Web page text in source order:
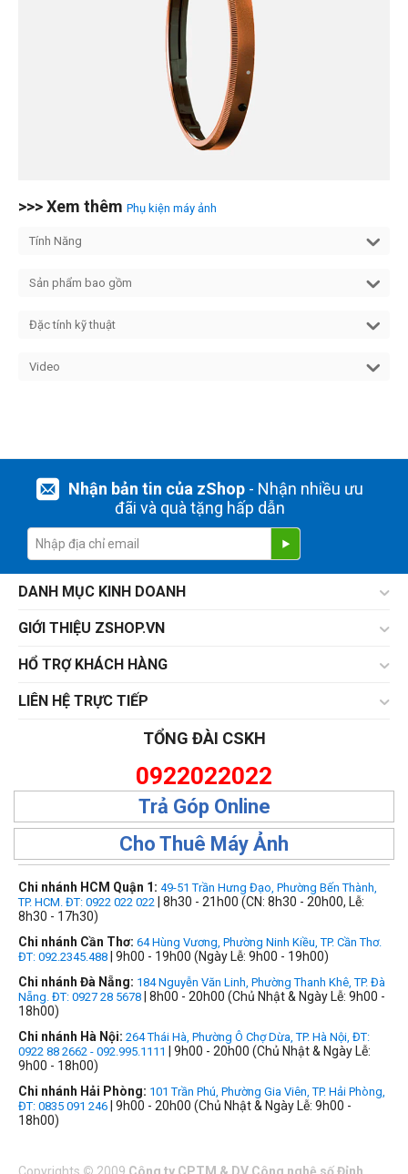
>>> Xem thêm Phụ kiện máy ảnh
Tính Năng
Sản phẩm bao gồm
Đặc tính kỹ thuật
Video
Nhận bản tin của zShop- Nhận nhiều ưu
đãi và quà tặng hấp dẫn
DANH MỤC KINH DOANH
GIỚI THIỆU ZSHOP.VN
HỔ TRỢ KHÁCH HÀNG
LIÊN HỆ TRỰC TIẾP
TỔNG ĐÀI CSKH
0922022022
Trả Góp Online
Cho Thuê Máy Ảnh
Chi nhánh HCM Quận 1: 49-51 Trần Hưng Đạo, Phường Bến Thành,
TP. HCM. ĐT: 0922 022 022 | 8h30 - 21h00 (CN: 8h30 - 20h00, Lễ:
8h30 - 17h30)
Chi nhánh Cần Thơ: 64 Hùng Vương, Phường Ninh Kiều, TP. Cần Thơ.
ĐT: 092.2345.488 | 9h00 - 19h00 (Ngày Lễ: 9h00 - 19h00)
Chi nhánh Đà Nẵng: 184 Nguyễn Văn Linh, Phường Thanh Khê, TP. Đà
Nẵng. ĐT: 0927 28 5678 | 8h00 - 20h00 (Chủ Nhật & Ngày Lễ: 9h00 -
18h00)
Chi nhánh Hà Nội: 264 Thái Hà, Phường Ô Chợ Dừa, TP. Hà Nội, ĐT:
0922 88 2662 - 092.995.1111
| 9h00 - 20h00 (Chủ Nhật & Ngày Lễ:
9h00 - 18h00)
Chi nhánh Hải Phòng: 101 Trần Phú, Phường Gia Viên, TP. Hải Phòng,
ĐT: 0835 091 246 | 9h00 - 20h00 (Chủ Nhật & Ngày Lễ: 9h00 -
18h00)